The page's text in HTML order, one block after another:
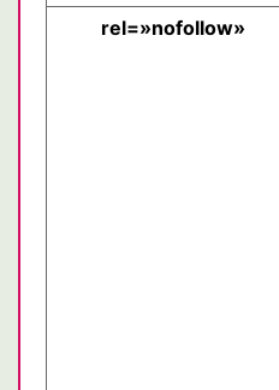
rel=»nofollow»